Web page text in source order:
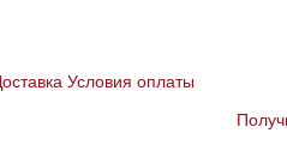
Условия оплаты